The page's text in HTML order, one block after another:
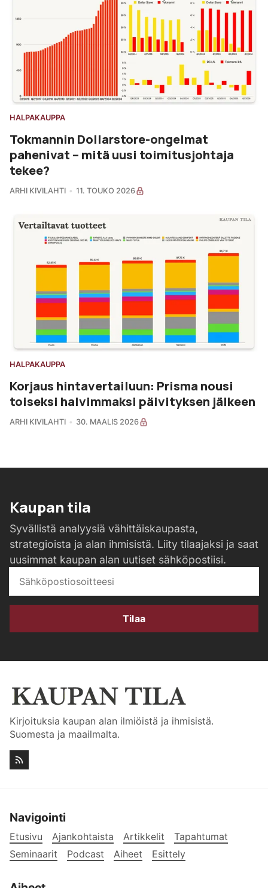
HALPAKAUPPA
Tokmannin Dollarstore-ongelmat
pahenivat – mitä uusi toimitusjohtaja
tekee?
ARHI KIVILAHTI 11. TOUKO 2026
HALPAKAUPPA
Korjaus hintavertailuun: Prisma nousi
toiseksi halvimmaksi päivityksen jälkeen
ARHI KIVILAHTI 30. MAALIS 2026
Kaupan tila
Syvällistä analyysiä vähittäiskaupasta,
strategioista ja alan ihmisistä. Liity tilaajaksi ja saat
uusimmat kaupan alan uutiset sähköpostiisi.
Tilaa
Kirjoituksia kaupan alan ilmiöistä ja ihmisistä.
Suomesta ja maailmalta.
Navigointi
Etusivu Ajankohtaista Artikkelit
Tapahtumat
Seminaarit
Podcast Aiheet Esittely